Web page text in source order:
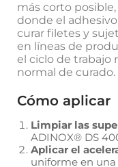
más corto
donde el
curar filetes y
en líneas de
el ciclo de trabajo
normal de curado.
Cómo aplicar
Limpiar las
ADINOX® DS
Aplicar el
uniforme en una